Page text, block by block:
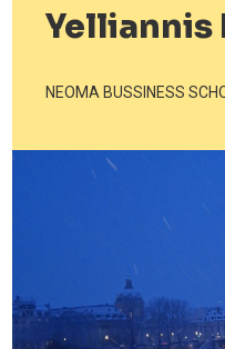
Yelliannis
NEOMA BUSSINESS